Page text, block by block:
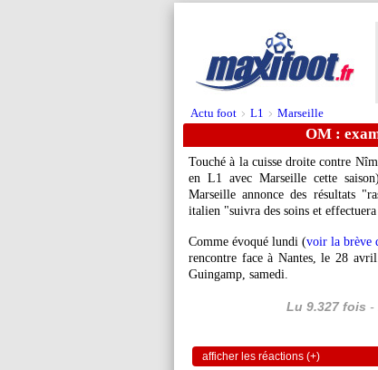
Actu foot > L1 > Marseille
OM :
Touché à la cuisse droite contre
en L1 avec Marseille cette
Marseille annonce des résultats
italien "suivra des soins et
Comme évoqué lundi (voir la brève
rencontre face à Nantes, le 28
Guingamp, samedi.
Lu 9.327 fois -
afficher les réactions (+)